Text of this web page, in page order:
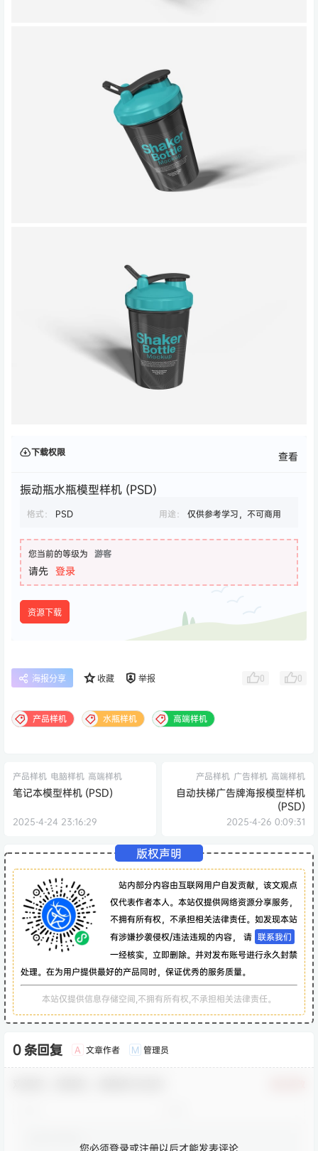
下载权限 查看
振动瓶水瓶模型样机 (PSD)
格式： PSD 用途： 仅供参考学习，不可商用
您当前的等级为 游客
请先 登录
资源下载
海报分享 收藏 举报 0 0
产品样机 水瓶样机 高端样机
产品样机 电脑样机 高端样机
笔记本模型样机 (PSD)
2025-4-24 23:16:29
产品样机 广告样机 高端样机
自动扶梯广告牌海报模型样机
(PSD)
2025-4-26 0:09:31
版权声明
站内部分内容由互联网用户自发贡献，该文观点
仅代表作者本人。本站仅提供网络资源分享服务，
不拥有所有权，不承担相关法律责任。如发现本站
有涉嫌抄袭侵权/违法违规的内容， 请 联系我们
一经核实，立即删除。并对发布账号进行永久封禁
处理。在为用户提供最好的产品同时，保证优秀的服务质量。
本站仅提供信息存储空间,不拥有所有权,不承担相关法律责任。
0 条回复 A 文章作者 M 管理员
您必须登录或注册以后才能发表评论